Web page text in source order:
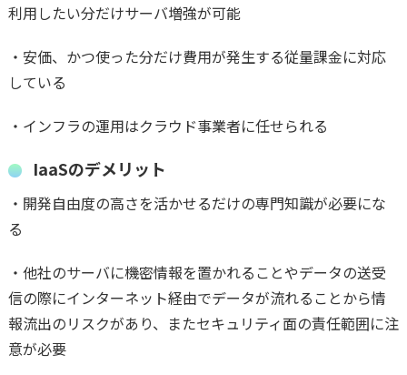
利用したい分だけサーバ増強が可能
・安価、かつ使った分だけ費用が発生する従量課金に対応
している
・インフラの運用はクラウド事業者に任せられる
IaaSのデメリット
・開発自由度の高さを活かせるだけの専門知識が必要にな
る
・他社のサーバに機密情報を置かれることやデータの送受
信の際にインターネット経由でデータが流れることから情
報流出のリスクがあり、またセキュリティ面の責任範囲に注
意が必要